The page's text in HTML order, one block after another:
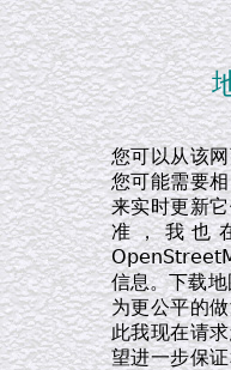
您可以从该
您可能需要
来实时更新
准，我也
信息。下载
为更公平的
此我现在请
望进一步保